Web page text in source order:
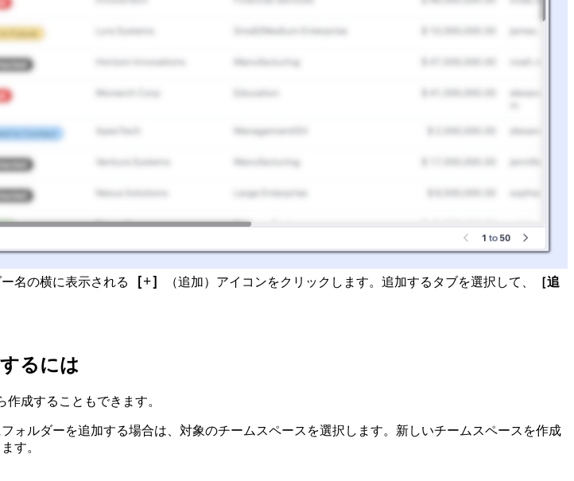
名の横に表示される ［+］ （追加）アイコンをクリックします。追加するタブを選択して、
［追
るには
成することもできます。
ォルダーを追加する場合は、対象のチームスペースを選択します。新しいチームスペースを作成
す。